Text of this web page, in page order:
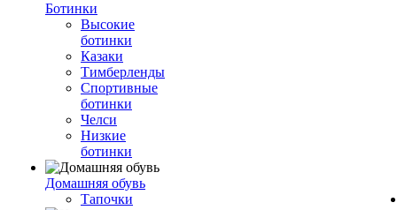
Ботинки
Высокие
ботинки
Казаки
Тимберленды
Спортивные
ботинки
Челси
Низкие
ботинки
Домашняя обувь
Тапочки